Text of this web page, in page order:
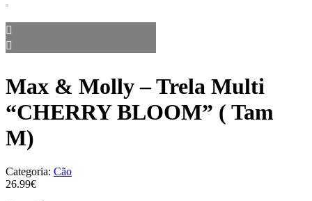
Max & Molly – Trela Multi
“CHERRY BLOOM” ( Tam
M)
Categoria: Cão
26.99€